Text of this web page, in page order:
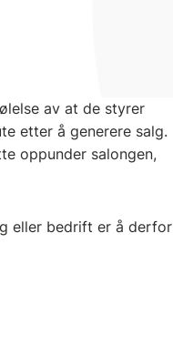
av at de styrer
etter å generere salg.
oppunder salongen,
eller bedrift er å derfor